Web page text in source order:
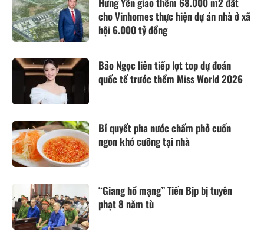
cho Vinhomes thực hiện dự án nhà ở xã
hội 6.000 tỷ đồng
Bảo Ngọc liên tiếp lọt top dự đoán
quốc tế trước thềm Miss World 2026
Bí quyết pha nước chấm phở cuốn
ngon khó cưỡng tại nhà
“Giang hồ mạng” Tiến Bịp bị tuyên
phạt 8 năm tù